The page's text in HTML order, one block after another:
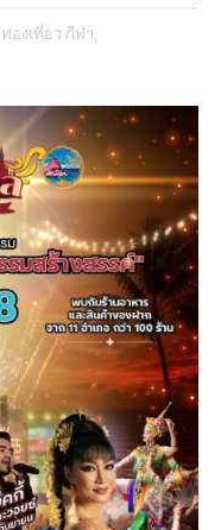
ท่องเที่ยว กีฬา,